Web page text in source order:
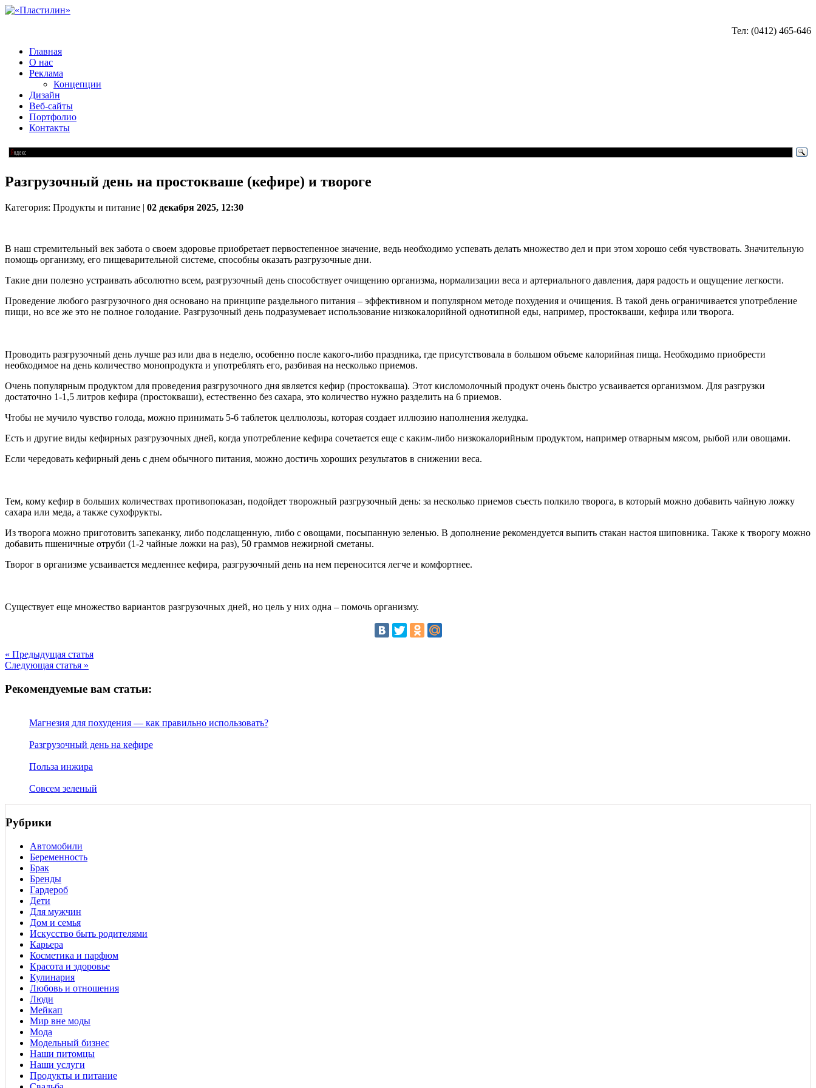
Тел: (0412) 465-646
Главная
О нас
Реклама
Концепции
Дизайн
Веб-сайты
Портфолио
Контакты
Разгрузочный день на простокваше (кефире) и твороге
Категория: Продукты и питание | 02 декабря 2025, 12:30
В наш стремительный век забота о своем здоровье приобретает первостепенное значение, ведь необходимо успевать делать множество дел и при этом хорошо себя чувствовать. Значительную
помощь организму, его пищеварительной системе, способны оказать разгрузочные дни.
Такие дни полезно устраивать абсолютно всем, разгрузочный день способствует очищению организма, нормализации веса и артериального давления, даря радость и ощущение легкости.
Проведение любого разгрузочного дня основано на принципе раздельного питания – эффективном и популярном методе похудения и очищения. В такой день ограничивается употребление
пищи, но все же это не полное голодание. Разгрузочный день подразумевает использование низкокалорийной однотипной еды, например, простокваши, кефира или творога.
Проводить разгрузочный день лучше раз или два в неделю, особенно после какого-либо праздника, где присутствовала в большом объеме калорийная пища. Необходимо приобрести
необходимое на день количество монопродукта и употреблять его, разбивая на несколько приемов.
Очень популярным продуктом для проведения разгрузочного дня является кефир (простокваша). Этот кисломолочный продукт очень быстро усваивается организмом. Для разгрузки
достаточно 1-1,5 литров кефира (простокваши), естественно без сахара, это количество нужно разделить на 6 приемов.
Чтобы не мучило чувство голода, можно принимать 5-6 таблеток целлюлозы, которая создает иллюзию наполнения желудка.
Есть и другие виды кефирных разгрузочных дней, когда употребление кефира сочетается еще с каким-либо низкокалорийным продуктом, например отварным мясом, рыбой или овощами.
Если чередовать кефирный день с днем обычного питания, можно достичь хороших результатов в снижении веса.
Тем, кому кефир в больших количествах противопоказан, подойдет творожный разгрузочный день: за несколько приемов съесть полкило творога, в который можно добавить чайную ложку
сахара или меда, а также сухофрукты.
Из творога можно приготовить запеканку, либо подслащенную, либо с овощами, посыпанную зеленью. В дополнение рекомендуется выпить стакан настоя шиповника. Также к творогу можно
добавить пшеничные отруби (1-2 чайные ложки на раз), 50 граммов нежирной сметаны.
Творог в организме усваивается медленнее кефира, разгрузочный день на нем переносится легче и комфортнее.
Существует еще множество вариантов разгрузочных дней, но цель у них одна – помочь организму.
« Предыдущая статья
Следующая статья »
Рекомендуемые вам статьи:
Магнезия для похудения — как правильно использовать?
Разгрузочный день на кефире
Польза инжира
Совсем зеленый
Рубрики
Автомобили
Беременность
Брак
Бренды
Гардероб
Дети
Для мужчин
Дом и семья
Искусство быть родителями
Карьера
Косметика и парфюм
Красота и здоровье
Кулинария
Любовь и отношения
Люди
Мейкап
Мир вне моды
Мода
Модельный бизнес
Наши питомцы
Наши услуги
Продукты и питание